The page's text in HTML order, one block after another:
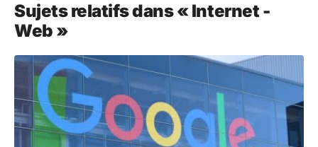
Sujets relatifs dans « Internet -
Web »